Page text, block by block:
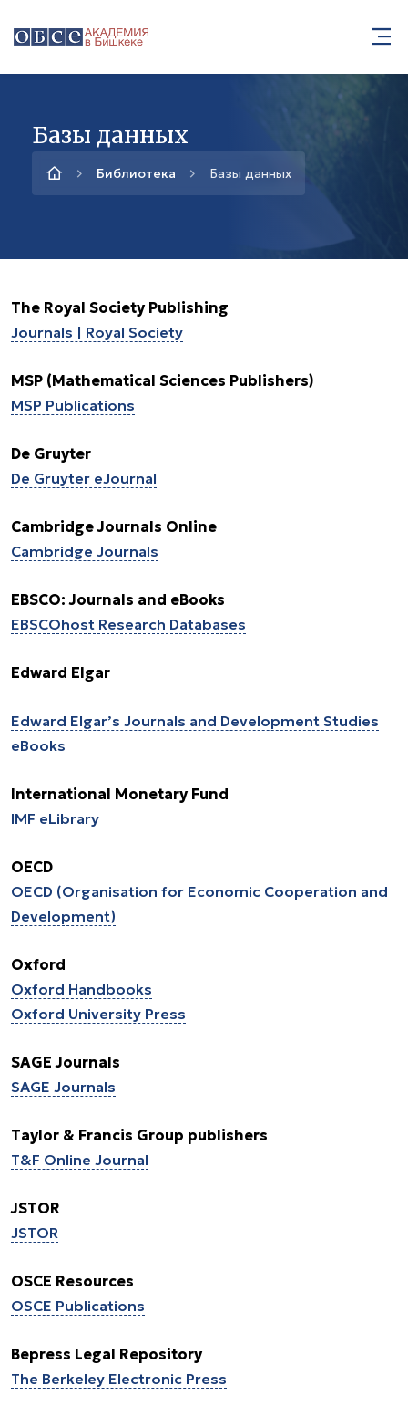
Базы данных
Библиотека Базы данных
The Royal Society Publishing
Journals | Royal Society
MSP (Mathematical Sciences Publishers)
MSP Publications
De Gruyter
De Gruyter eJournal
Cambridge Journals Online
Cambridge Journals
EBSCO: Journals and eBooks
EBSCOhost Research Databases
Edward Elgar
Edward Elgar’s Journals and Development Studies
eBooks
International Monetary Fund
IMF eLibrary
OECD
OECD (Organisation for Economic Cooperation and
Development)
Oxford
Oxford Handbooks
Oxford University Press
SAGE Journals
SAGE Journals
Taylor & Francis Group publishers
T&F Online Journal
JSTOR
JSTOR
OSCE Resources
OSCE Publications
Bepress Legal Repository
The Berkeley Electronic Press